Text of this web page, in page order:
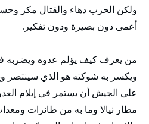
ولكن الحرب دهاء والقتال مكر
أعمى دون بصيرة ودون تفكير.
من يعرف كيف يؤلم عدوه ويضربه
ويكسر به شوكته هو الذي سينتصر
على الجيش أن يستمر في إيلام
مطار نيالا وما به من طائرات